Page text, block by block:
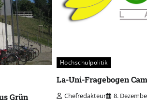
Grün
Hochschulpolitik
La-Uni-Fragebogen
Chefredakteur 8.